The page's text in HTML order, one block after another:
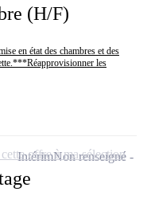
(H/F)
en état des chambres et des
les
IntérimNon renseigné
offre à ma sélection